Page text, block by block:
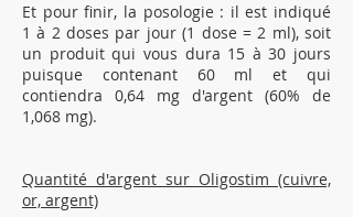
Et pour finir, la posologie : il est indiqué
1 à 2 doses par jour (1 dose = 2 ml), soit
un produit qui vous dura 15 à 30 jours
puisque contenant 60 ml et qui
contiendra 0,64 mg d'argent (60% de
1,068 mg).
Quantité d'argent sur Oligostim (cuivre,
or, argent)